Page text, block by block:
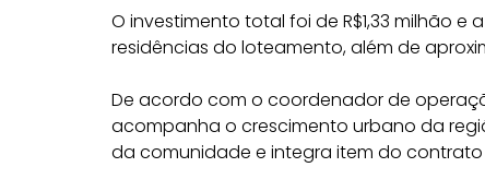
O investimento total foi de R$1,33 milhão
residências do loteamento, além de
De acordo com o coordenador de
acompanha o crescimento urbano da
da comunidade e integra item do contrato